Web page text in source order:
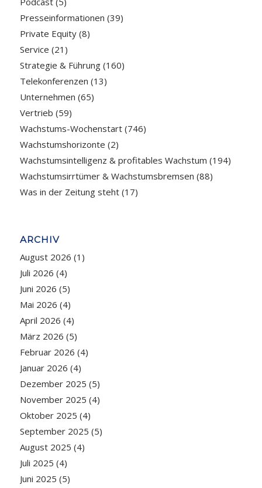
Presseinformationen (39)
Private Equity(8)
Service (21)
Strategie & Führung(160)
Telekonferenzen (13)
Unternehmen (65)
Vertrieb (59)
Wachstums-Wochenstart(746)
Wachstumshorizonte (2)
Wachstumsintelligenz & profitables Wachstum (194)
Wachstumsirrtümer & Wachstumsbremsen (88)
Was in der Zeitung steht(17)
ARCHIV
August 2026 (1)
Juli 2026 (4)
Juni 2026 (5)
Mai 2026 (4)
April 2026 (4)
März 2026 (5)
Februar 2026 (4)
Januar 2026 (4)
Dezember 2025 (5)
November 2025 (4)
Oktober 2025 (4)
September 2025 (5)
August 2025 (4)
Juli 2025 (4)
Juni 2025 (5)